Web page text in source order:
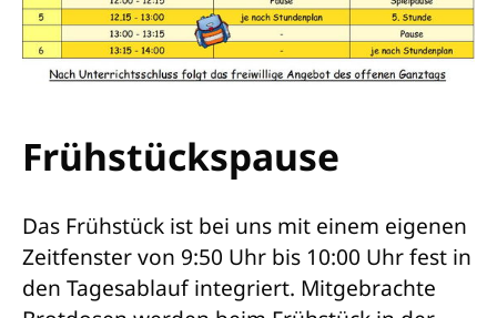
Frühstückspause
Das Frühstück ist bei uns mit einem eigenen
Zeitfenster von 9:50 Uhr bis 10:00 Uhr fest in
den Tagesablauf integriert. Mitgebrachte